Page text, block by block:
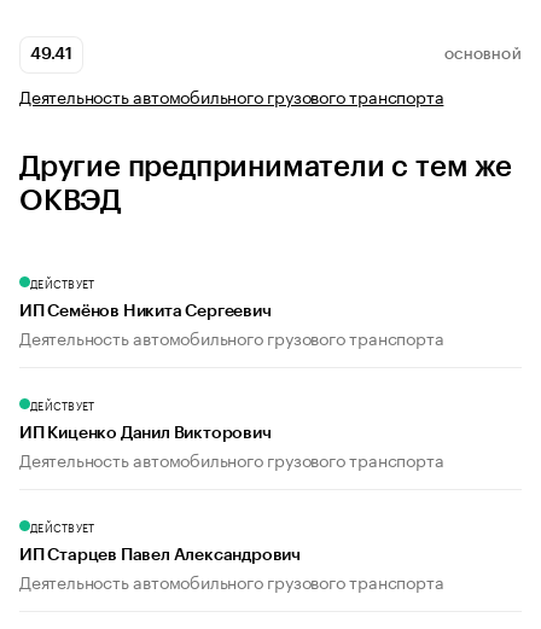
49.41 ОСНОВНОЙ
Деятельность автомобильного грузового транспорта
Другие предприниматели с тем же
ОКВЭД
ДЕЙСТВУЕТ
ИП Семёнов Никита Сергеевич
Деятельность автомобильного грузового транспорта
ДЕЙСТВУЕТ
ИП Киценко Данил Викторович
Деятельность автомобильного грузового транспорта
ДЕЙСТВУЕТ
ИП Старцев Павел Александрович
Деятельность автомобильного грузового транспорта